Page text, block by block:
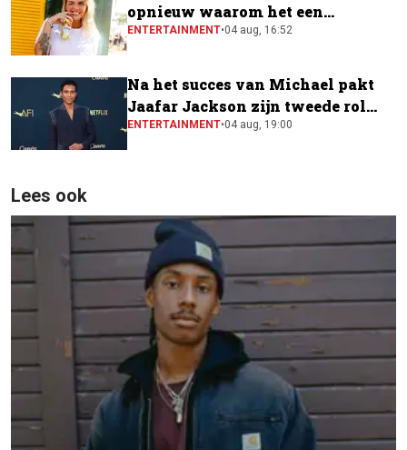
opnieuw waarom het een
festivalfavoriet is
ENTERTAINMENT•04 aug, 16:52
Na het succes van Michael pakt
Jaafar Jackson zijn tweede rol
naast Will Smith
ENTERTAINMENT•04 aug, 19:00
Lees ook